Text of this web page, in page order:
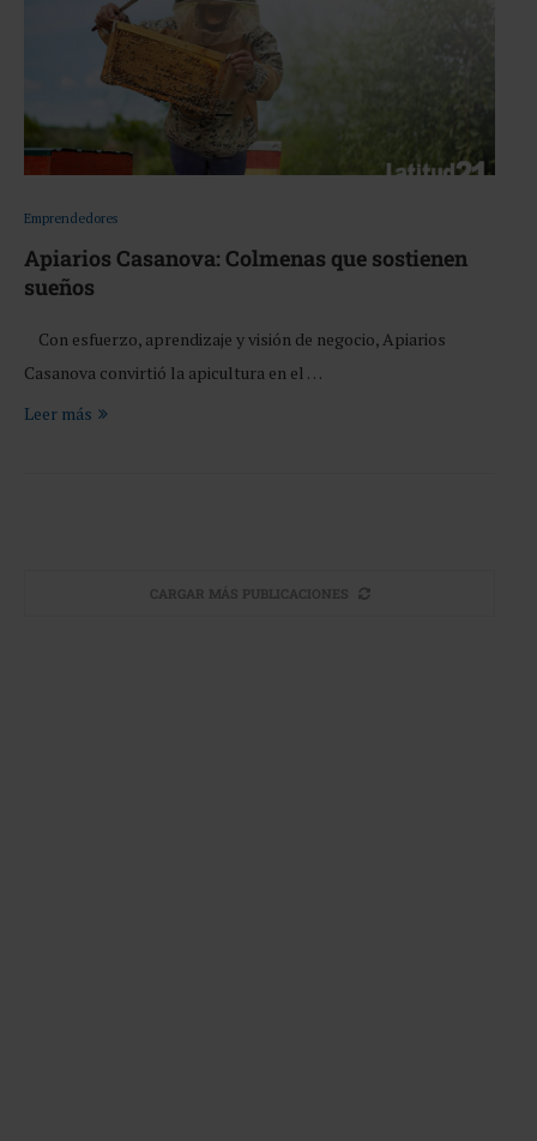
Emprendedores
Apiarios Casanova: Colmenas que sostienen
sueños
Con esfuerzo, aprendizaje y visión de negocio, Apiarios
Casanova convirtió la apicultura en el …
Leer más
CARGAR MÁS PUBLICACIONES